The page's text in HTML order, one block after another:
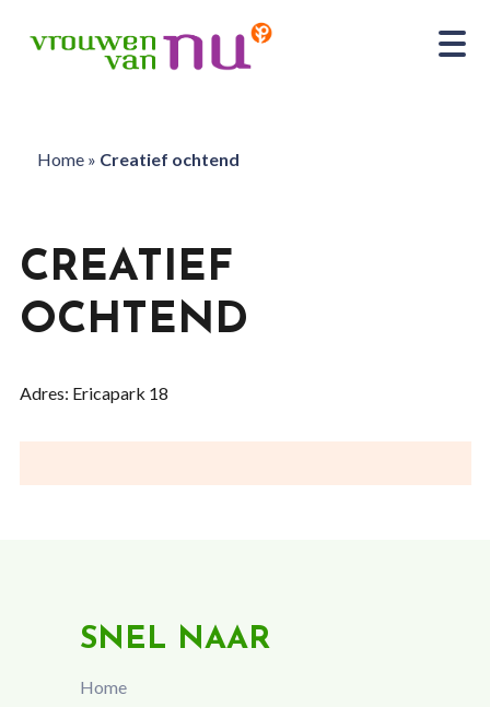
Home» Creatief ochtend
CREATIEF
OCHTEND
Adres: Ericapark 18
SNEL NAAR
Home